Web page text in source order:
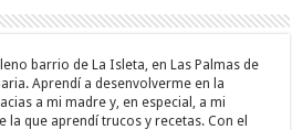
barrio de La Isleta, en Las Palmas de
Aprendí a desenvolverme en la
a mi madre y, en especial, a mi
la que aprendí trucos y recetas. Con el